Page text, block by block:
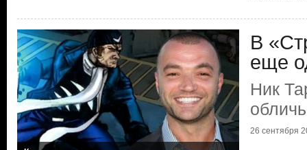
В
еще
Ник
26 сентября